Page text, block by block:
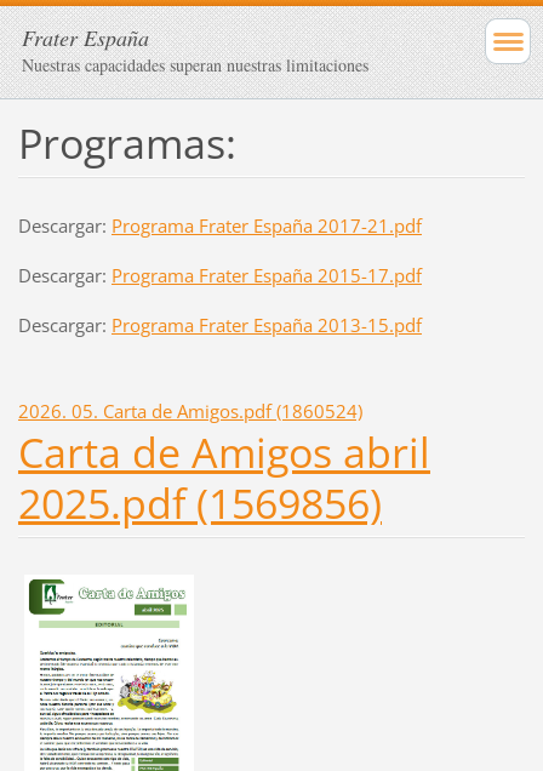
Frater España
Nuestras capacidades superan nuestras limitaciones
Programas:
Descargar: Programa Frater España 2017-21.pdf
Descargar: Programa Frater España 2015-17.pdf
Descargar: Programa Frater España 2013-15.pdf
2026. 05. Carta de Amigos.pdf (1860524)
Carta de Amigos abril
2025.pdf (1569856)